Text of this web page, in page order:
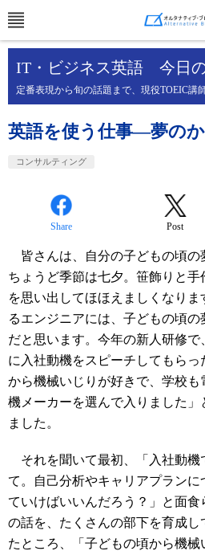
IT・ビジネス英語 今日
定番表現から旬の話題まで、現役TOEIC講
英語を使う仕事―夢の
コンサルティング
Share Post
皆さんは、自分の子どもの頃
ちょうど季節は七夕。笹飾りと
を思い出してほほえましくなり
るエンジニアには、子どもの頃
だと思います。今年の新人研修
に入社動機をスピーチしてもら
から機械いじりが好きで、学校
機メーカーを選んで入りました
ました。
それを聞いて最初、「入社動機
て。自己分析やキャリアプランに
ていけばいいんだろう？」と面
の話を、たくさんの部下を育成し
たところ、「子どもの頃から機